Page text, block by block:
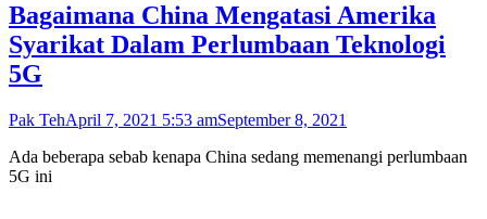
Bagaimana China Mengatasi Amerika
Syarikat Dalam Perlumbaan Teknologi
5G
Pak TehApril 7, 2021 5:53 amSeptember 8, 2021
Ada beberapa sebab kenapa China sedang memenangi perlumbaan
5G ini